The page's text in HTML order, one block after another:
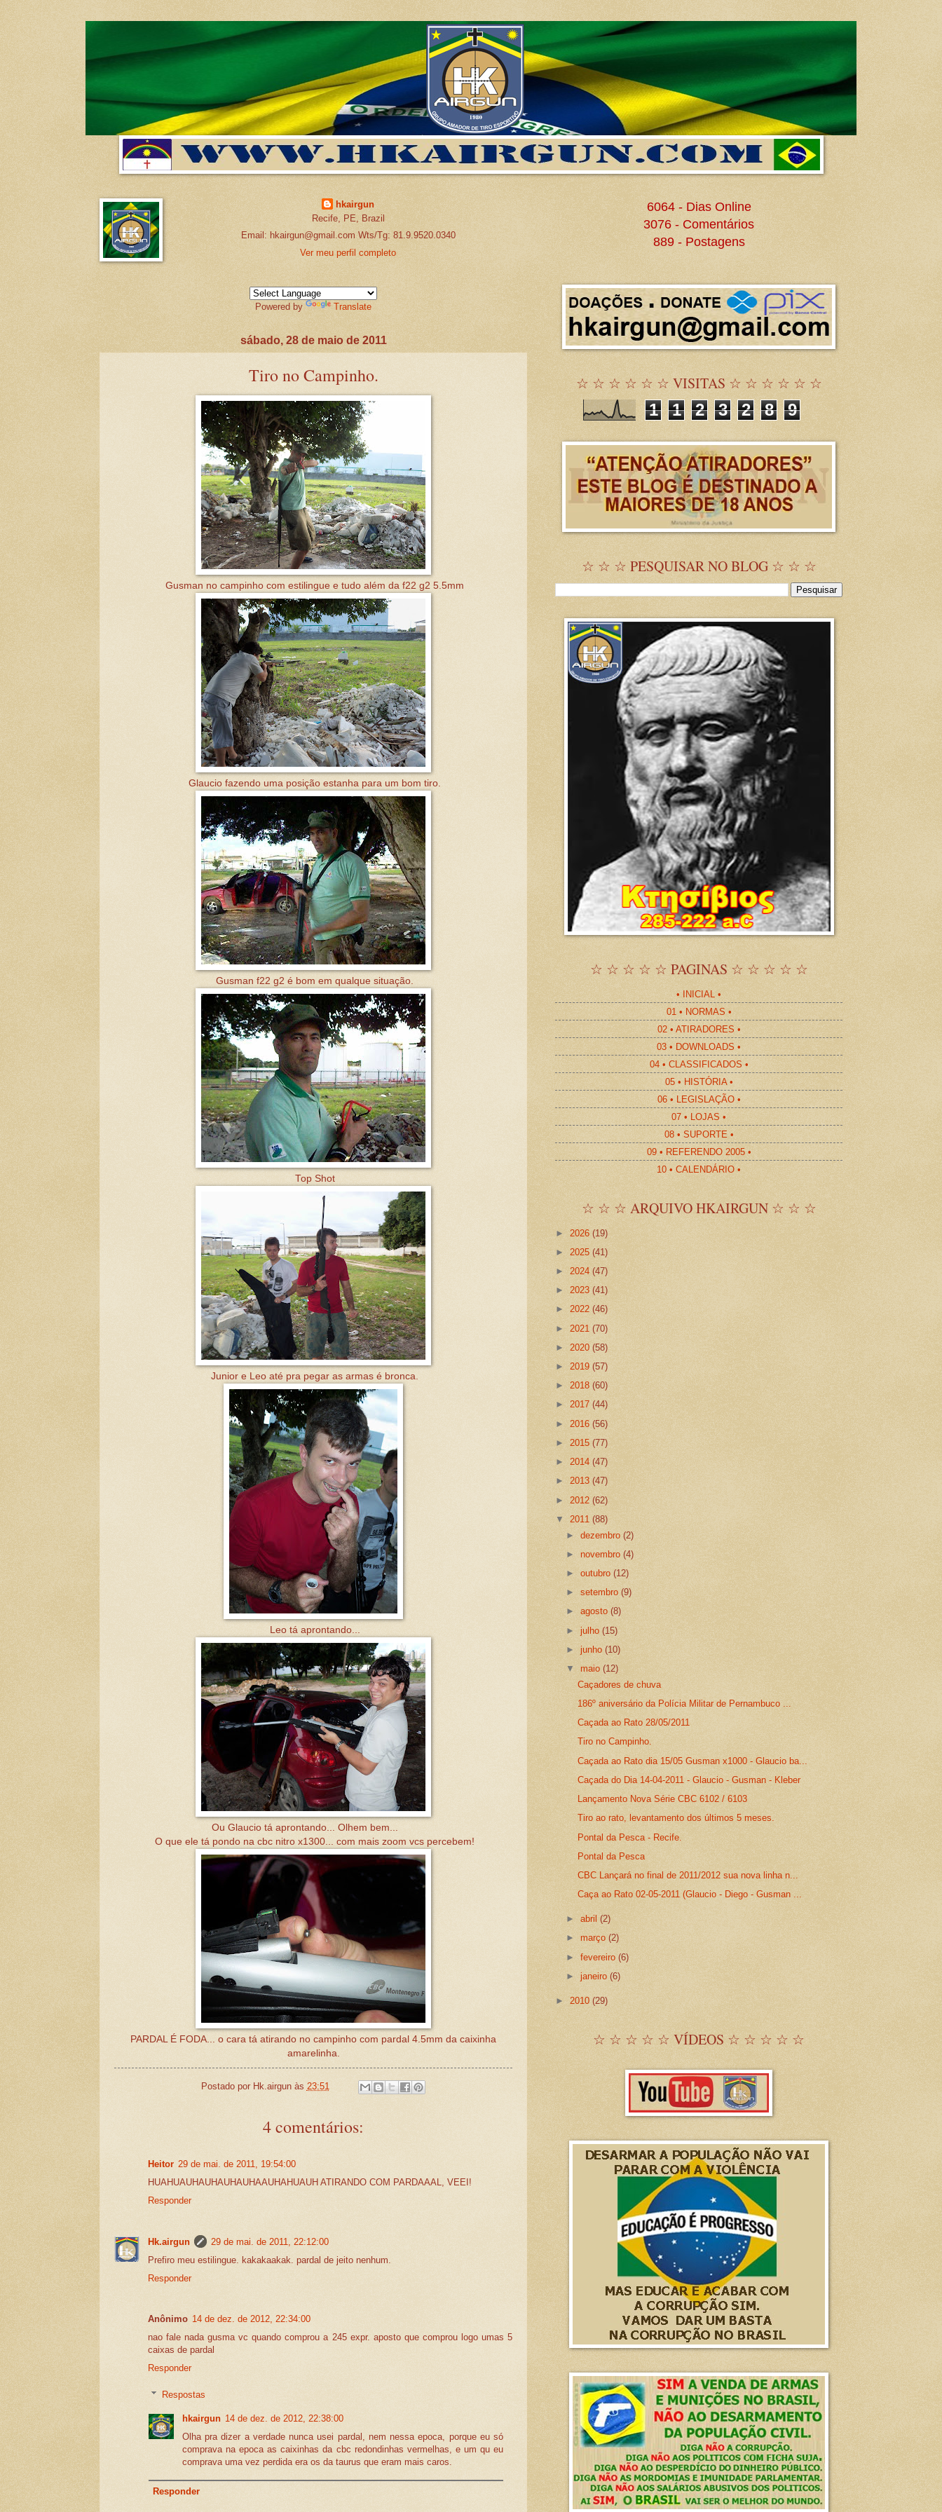
hkairgun
Recife, PE, Brazil
Email: hkairgun@gmail.com Wts/Tg: 81.9.9520.0340
Ver meu perfil completo
Powered by Translate
sábado, 28 de maio de 2011
Tiro no Campinho.
Gusman no campinho com estilingue e tudo além da f22 g2 5.5mm
Glaucio fazendo uma posição estanha para um bom tiro.
Gusman f22 g2 é bom em qualque situação.
Top Shot
Junior e Leo até pra pegar as armas é bronca.
Leo tá aprontando...
Ou Glaucio tá aprontando... Olhem bem...
O que ele tá pondo na cbc nitro x1300... com mais zoom vcs percebem!
PARDAL É FODA... o cara tá atirando no campinho com pardal 4.5mm da caixinha
amarelinha.
Postado por Hk.airgun às 23:51
4 comentários:
Heitor 29 de mai. de 2011, 19:54:00
HUAHUAUHAUHAUHAUHAAUHAHUAUH ATIRANDO COM PARDAAAL, VEEI!
Responder
Hk.airgun
29 de mai. de 2011, 22:12:00
Prefiro meu estilingue. kakakaakak. pardal de jeito nenhum.
Responder
Anônimo 14 de dez. de 2012, 22:34:00
nao fale nada gusma vc quando comprou a 245 expr. aposto que comprou logo umas 5
caixas de pardal
Responder
Respostas
hkairgun 14 de dez. de 2012, 22:38:00
Olha pra dizer a verdade nunca usei pardal, nem nessa epoca, porque eu só
comprava na epoca as caixinhas da cbc redondinhas vermelhas, e um qu eu
comprava uma vez perdida era os da taurus que eram mais caros.
Responder
6064 - Dias Online
3076 - Comentários
889 - Postagens
☆ ☆ ☆ ☆ ☆ ☆ VISITAS ☆ ☆ ☆ ☆ ☆ ☆
1
1 2 3 2 8 9
☆ ☆ ☆ PESQUISAR NO BLOG ☆ ☆ ☆
☆ ☆ ☆ ☆ ☆ PAGINAS ☆ ☆ ☆ ☆ ☆
• INICIAL •
01 • NORMAS •
02 • ATIRADORES •
03 • DOWNLOADS •
04 • CLASSIFICADOS •
05 • HISTÓRIA •
06 • LEGISLAÇÃO •
07 • LOJAS •
08 • SUPORTE •
09 • REFERENDO 2005 •
10 • CALENDÁRIO •
☆ ☆ ☆ ARQUIVO HKAIRGUN ☆ ☆ ☆
► 2026 (19)
► 2025 (41)
► 2024 (47)
► 2023 (41)
► 2022 (46)
► 2021 (70)
► 2020 (58)
► 2019 (57)
► 2018 (60)
► 2017 (44)
► 2016 (56)
► 2015 (77)
► 2014 (47)
► 2013 (47)
► 2012 (62)
▼ 2011 (88)
►dezembro(2)
►novembro(4)
►outubro(12)
►setembro(9)
►agosto(8)
►julho(15)
►junho(10)
▼ maio(12)
Caçadores de chuva
186º aniversário da Polícia Militar de Pernambuco ...
Caçada ao Rato 28/05/2011
Tiro no Campinho.
Caçada ao Rato dia 15/05 Gusman x1000 - Glaucio ba...
Caçada do Dia 14-04-2011 - Glaucio - Gusman - Kleber
Lançamento Nova Série CBC 6102 / 6103
Tiro ao rato, levantamento dos últimos 5 meses.
Pontal da Pesca - Recife.
Pontal da Pesca
CBC Lançará no final de 2011/2012 sua nova linha n...
Caça ao Rato 02-05-2011 (Glaucio - Diego - Gusman ...
►abril(2)
►março(2)
►fevereiro(6)
► janeiro(6)
► 2010 (29)
☆ ☆ ☆ ☆ ☆ VÍDEOS ☆ ☆ ☆ ☆ ☆